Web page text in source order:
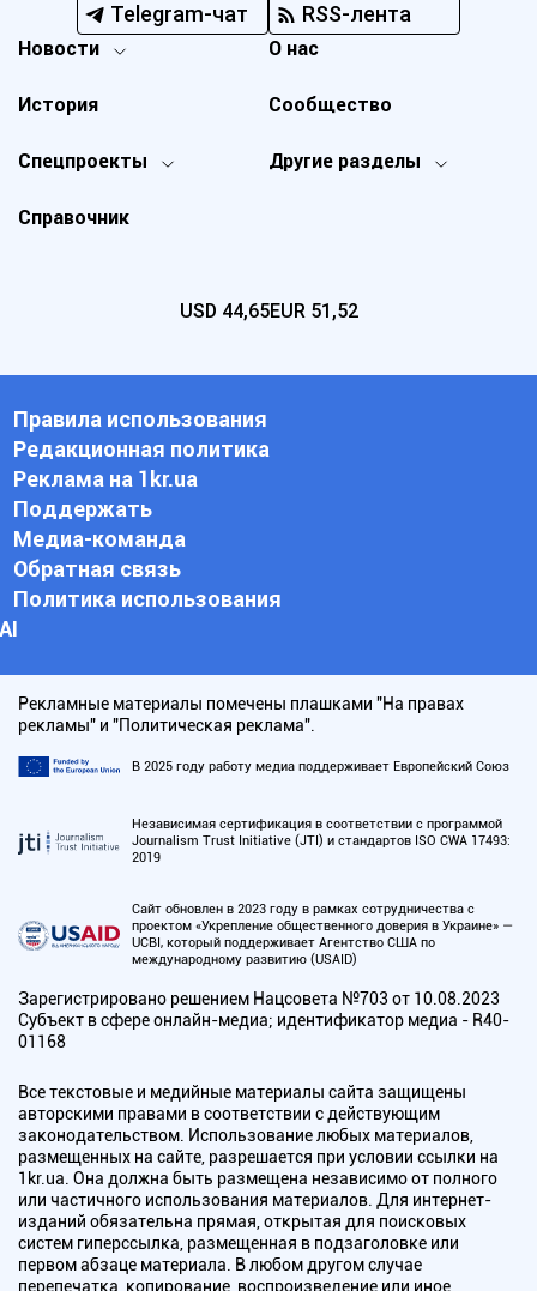
Telegram-чат RSS-лента
Новости
Спецпроекты Другие разделы
История
О нас
Справочник
Сообщество
USD 44,65EUR 51,52
Правила использования
Редакционная политика
Реклама на 1kr.ua
Поддержать
Медиа-команда
Обратная связь
Политика использования
АI
Рекламные материалы помечены плашками "На правах
рекламы" и "Политическая реклама".
В 2025 году работу медиа поддерживает Европейский Союз
Независимая сертификация в соответствии с программой
Journalism Trust Initiative (JTI) и стандартов ISO CWA 17493:
2019
Сайт обновлен в 2023 году в рамках сотрудничества с
проектом «Укрепление общественного доверия в Украине» —
UCBI, который поддерживает Агентство США по
международному развитию (USAID)
Зарегистрировано решением Нацсовета №703 от 10.08.2023
Субъект в сфере онлайн-медиа; идентификатор медиа - R40-
01168
Все текстовые и медийные материалы сайта защищены
авторскими правами в соответствии с действующим
законодательством. Использование любых материалов,
размещенных на сайте, разрешается при условии ссылки на
1kr.ua. Она должна быть размещена независимо от полного
или частичного использования материалов. Для интернет-
изданий обязательна прямая, открытая для поисковых
систем гиперссылка, размещенная в подзаголовке или
первом абзаце материала. В любом другом случае
перепечатка, копирование, воспроизведение или иное